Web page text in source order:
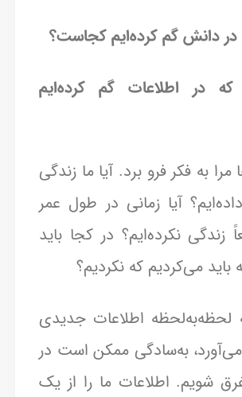
دانش گم کرده‌ایم کجاست؟
در اطلاعات گم کرده‌ایم
به فکر فرو برد. آیا ما زندگی
آیا زمانی در طول عمر
زندگی نکرده‌ایم؟ در کجا باید
می‌کردیم که نکردیم؟
لحظه‌به‌لحظه اطلاعات جدیدی
به‌سادگی ممکن است در
شویم. اطلاعات ما را از یک